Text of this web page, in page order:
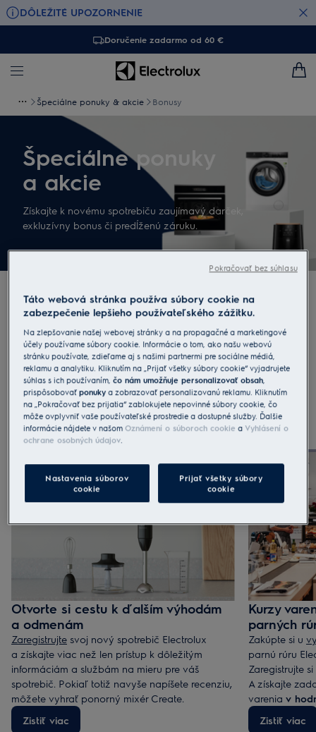
DÔLEŽITÉ UPOZORNENIE
Doručenie zadarmo od 60 €
Špeciálne ponuky & akcie Bonusy
Špeciálne ponuky
a akcie
Získajte k novému spotrebiču zaujímavý darček,
exkluzívny bonus či predĺženú záruku.
Akcie Záruky Bonusy
Ukončené
Aktuálny zoznam bonusov
Otvorte si cestu k ďalším výhodám
a odmenám
Zaregistrujte svoj nový spotrebič Electrolux
a získajte viac než len prístup k dôležitým
informáciám a službám na mieru pre váš
spotrebič. Pokiaľ totiž navyše napíšete recenziu,
môžete vyhrať ponorný mixér Create.
Zistiť viac
Kurzy
parných
Zakúpte si u
parnú rúru
Zaregistrujte
A získajte
varenia v
Zistiť viac
Táto webová stránka používa súbory cookie na
zabezpečenie lepšieho používateľského zážitku.
Na zlepšovanie našej webovej stránky a na propagačné a marketingové
účely používame súbory cookie. Informácie o tom, ako našu webovú
stránku používate, zdieľame aj s našimi partnermi pre sociálne médiá,
reklamu a analytiku. Kliknutím na „Prijať všetky súbory cookie“ vyjadrujete
súhlas s ich používaním,čo nám umožňuje personalizovať obsah
prispôsobovaťponuky a zobrazovať personalizovanú reklamu. Kliknutím
na „Pokračovať bez prijatia“ zablokujete nepovinné súbory cookie, čo
môže ovplyvniť vaše používateľské prostredie a dostupné služby. Ďalšie
informácie nájdete v našomOznámení o súboroch cookie a Vyhlásení o
ochrane osobných údajov
Nastavenia súborov
cookie
Prijať všetky súbory
cookie
Pokračovať bez súhlasu